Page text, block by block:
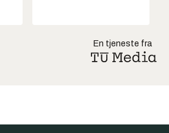
En tjeneste fra